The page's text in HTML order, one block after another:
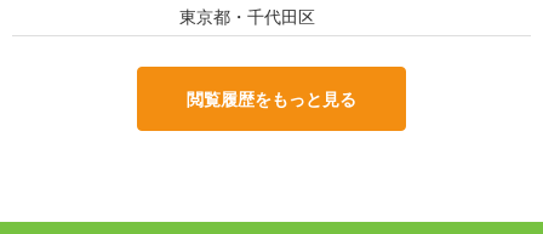
東京都・千代田区
閲覧履歴をもっと見る